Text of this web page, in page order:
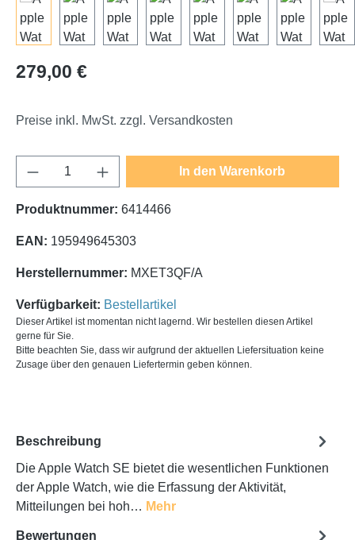
Regulärer Preis:
279,00 €
Preise inkl. MwSt. zzgl. Versandkosten
Produkt Anzahl: Gib den gewünschten
In den Warenkorb
Produktnummer: 6414466
EAN: 195949645303
Herstellernummer: MXET3QF/A
Verfügbarkeit: Bestellartikel
Dieser Artikel ist momentan nicht lagernd. Wir bestellen diesen Artikel
gerne für Sie.
Bitte beachten Sie, dass wir aufgrund der aktuellen Liefersituation keine
Zusage über den genauen Liefertermin geben können.
Beschreibung
Die Apple Watch SE bietet die wesentlichen Funktionen
der Apple Watch, wie die Erfassung der Aktivität,
Mitteilungen bei hoh… Mehr
Bewertungen